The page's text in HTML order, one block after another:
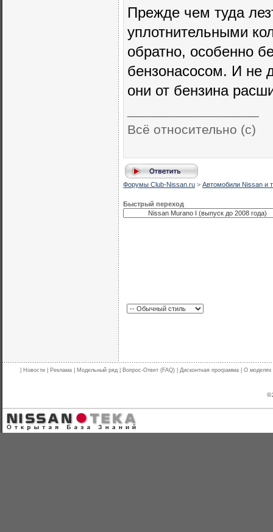
Прежде чем туда
уплотнительными
обратно, особенно
бензонасосом. И не
они от бензина
Всё относительно (с)
Форумы Club-Nissan.ru > Автомобили Nissan и
Быстрый переход
Новости Реклама Модельный ряд Вопрос-Ответ (FAQ) Дисконтная программа О моделях
©